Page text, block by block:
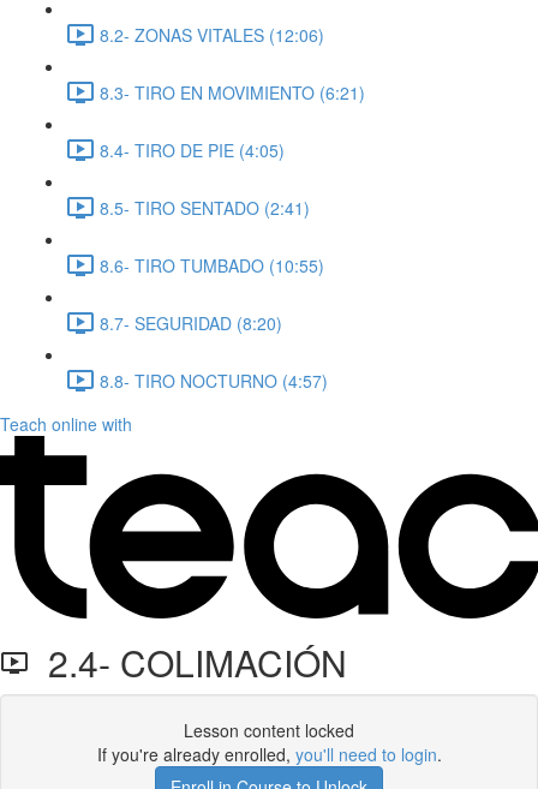
8.2- ZONAS VITALES (12:06)
8.3- TIRO EN MOVIMIENTO (6:21)
8.4- TIRO DE PIE (4:05)
8.5- TIRO SENTADO (2:41)
8.6- TIRO TUMBADO (10:55)
8.7- SEGURIDAD (8:20)
8.8- TIRO NOCTURNO (4:57)
Teach online with
2.4- COLIMACIÓN
Lesson content locked
If you're already enrolled, you'll need to login.